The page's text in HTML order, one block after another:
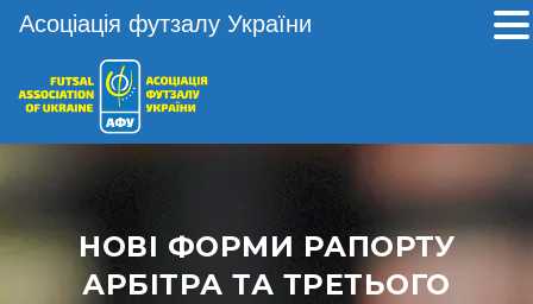
НОВІ ФОРМИ РАПОРТУ
АРБІТРА ТА ТРЕТЬОГО
Асоціація футзалу України